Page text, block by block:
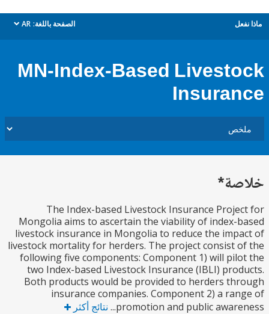
الصفحة باللغة: AR
dropdown
MN-Index-Based
The Index-based Livestock Insurance
Mongolia aims to ascertain the viability of index-
livestock insurance in Mongolia to reduce the
livestock mortality for herders. The project consist
following five components: Component 1) will
two Index-based Livestock Insurance (IBLI)
Both products would be provided to herders
insurance companies. Component 2) a
promotion and public نتائج أكثر